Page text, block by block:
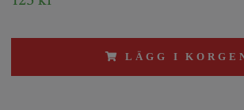
LÄGG I